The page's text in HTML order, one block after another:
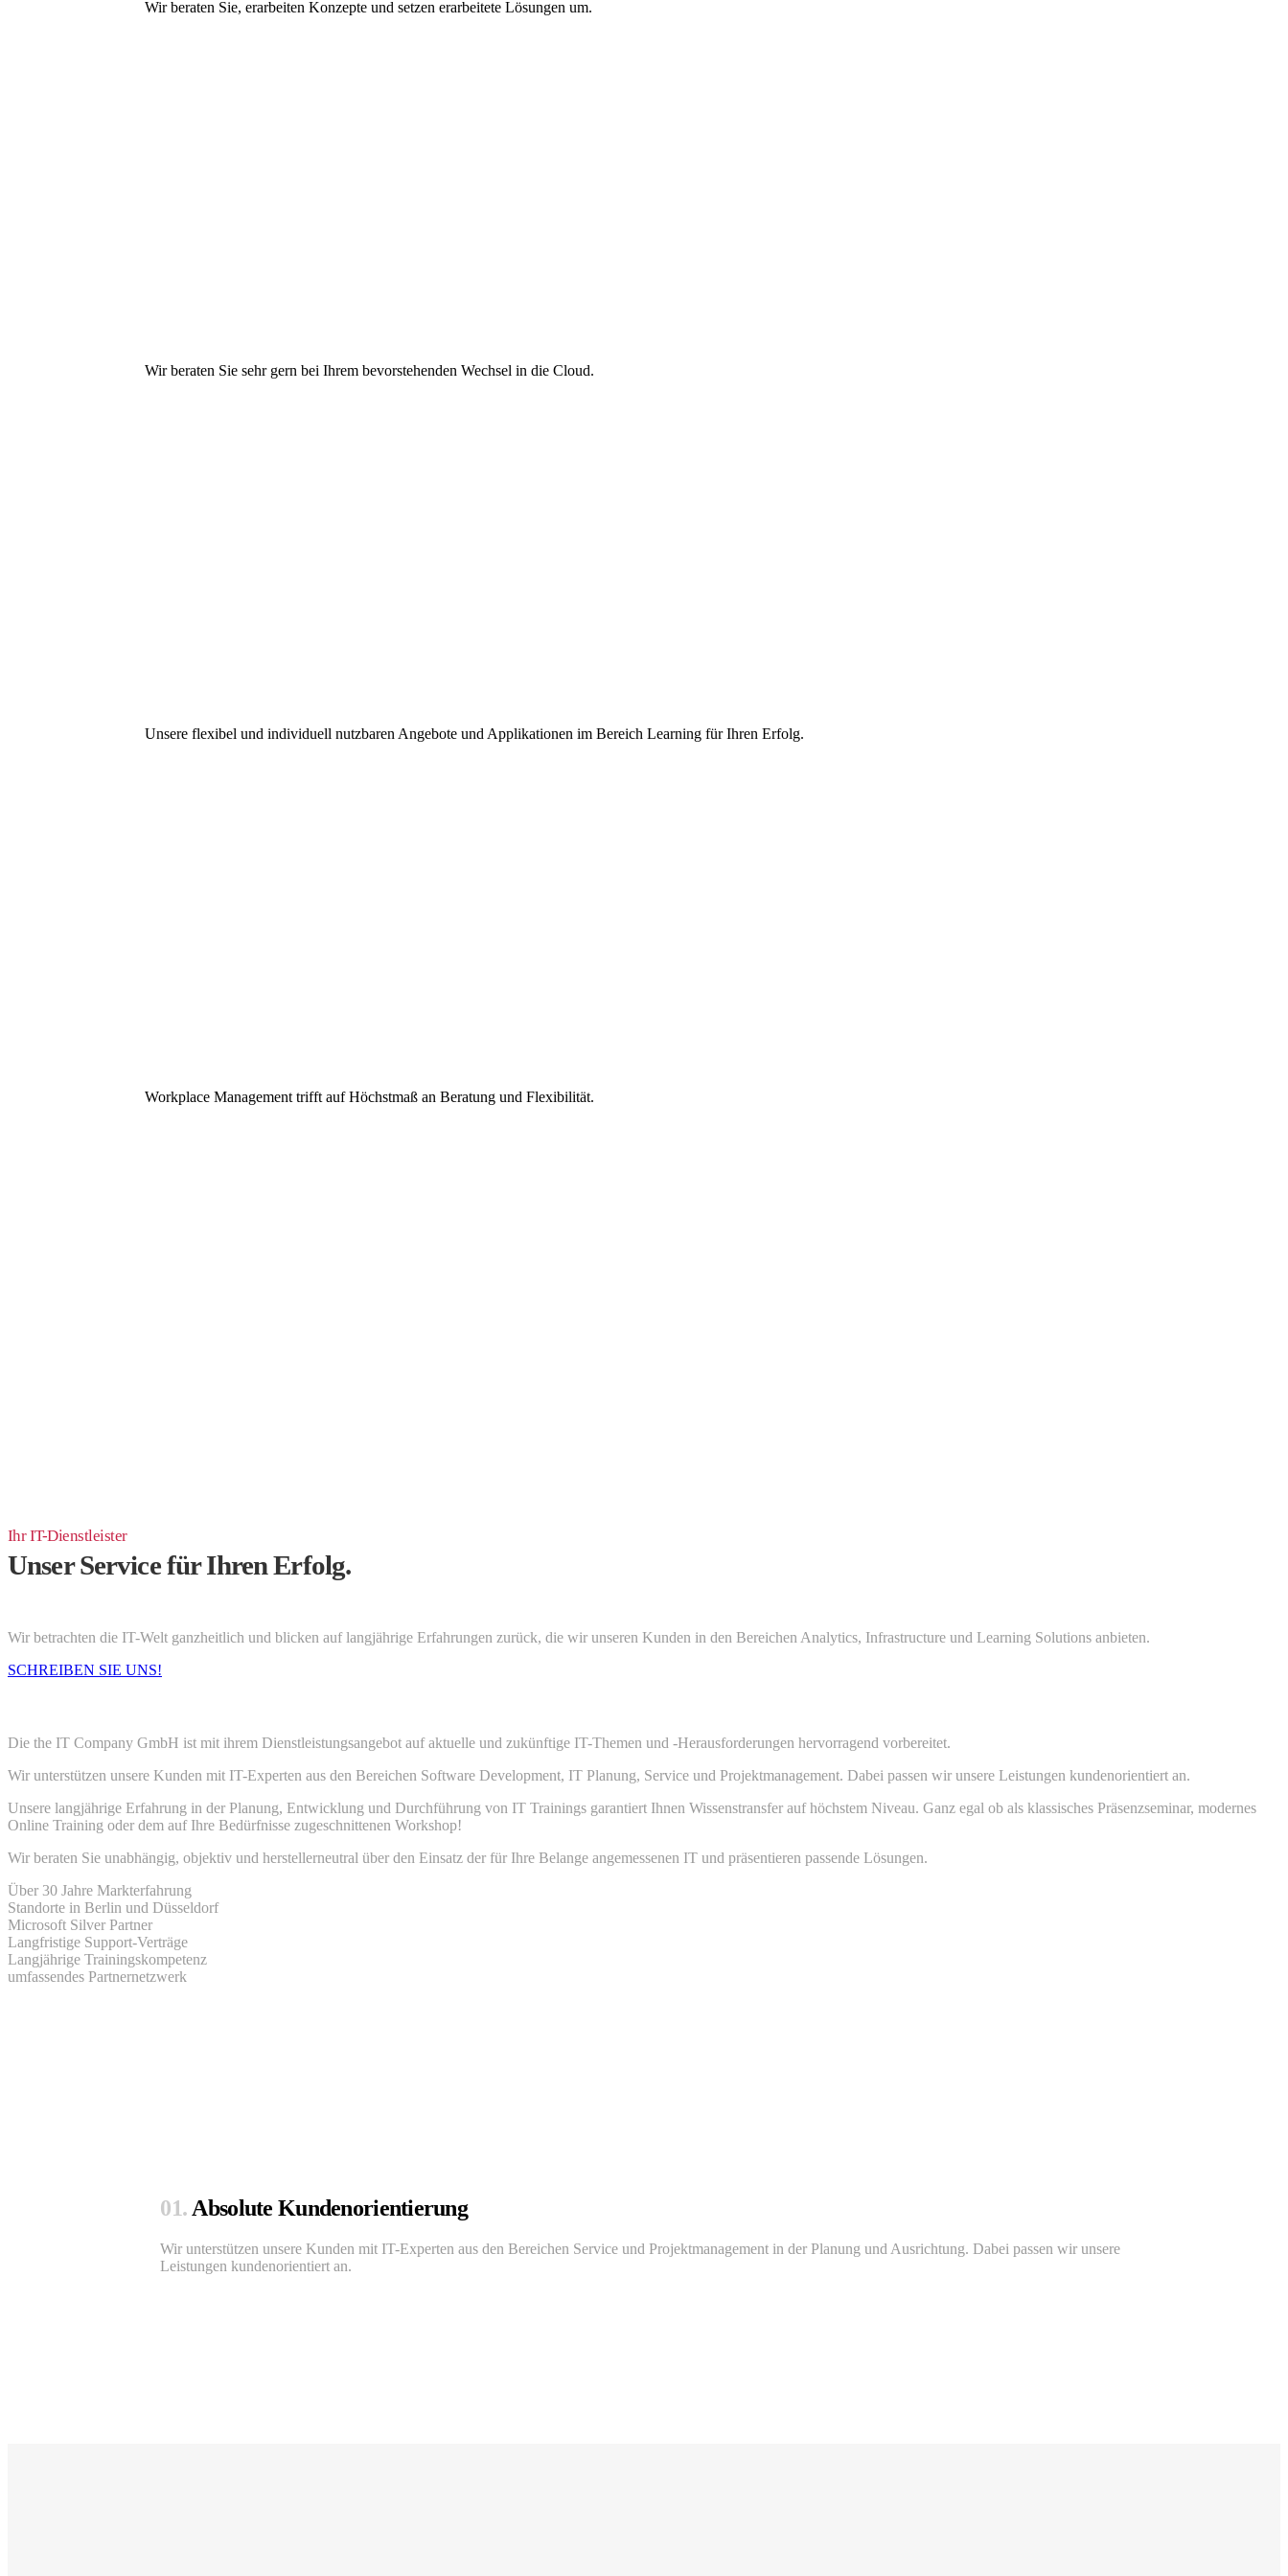
Wir beraten Sie, erarbeiten Konzepte und setzen erarbeitete Lösungen um.
Wir beraten Sie sehr gern bei Ihrem bevorstehenden Wechsel in die Cloud.
Unsere flexibel und individuell nutzbaren Angebote und Applikationen im Bereich Learning für Ihren Erfolg.
Workplace Management trifft auf Höchstmaß an Beratung und Flexibilität.
Ihr IT-Dienstleister
Unser Service für Ihren Erfolg.
Wir betrachten die IT-Welt ganzheitlich und blicken auf langjährige Erfahrungen zurück, die wir unseren Kunden in den Bereichen Analytics, Infrastructure und Learning Solutions anbieten.
SCHREIBEN SIE UNS!
Die the IT Company GmbH ist mit ihrem Dienstleistungsangebot auf aktuelle und zukünftige IT-Themen und -Herausforderungen hervorragend vorbereitet.
Wir unterstützen unsere Kunden mit IT-Experten aus den Bereichen Software Development, IT Planung, Service und Projektmanagement. Dabei passen wir unsere Leistungen kundenorientiert an.
Unsere langjährige Erfahrung in der Planung, Entwicklung und Durchführung von IT Trainings garantiert Ihnen Wissenstransfer auf höchstem Niveau. Ganz egal ob als klassisches Präsenzseminar, modernes
Online Training oder dem auf Ihre Bedürfnisse zugeschnittenen Workshop!
Wir beraten Sie unabhängig, objektiv und herstellerneutral über den Einsatz der für Ihre Belange angemessenen IT und präsentieren passende Lösungen.
Über 30 Jahre Markterfahrung
Standorte in Berlin und Düsseldorf
Microsoft Silver Partner
Langfristige Support-Verträge
Langjährige Trainingskompetenz
umfassendes Partnernetzwerk
01.Absolute Kundenorientierung
Wir unterstützen unsere Kunden mit IT-Experten aus den Bereichen Service und Projektmanagement in der Planung und Ausrichtung. Dabei passen wir unsere
Leistungen kundenorientiert an.